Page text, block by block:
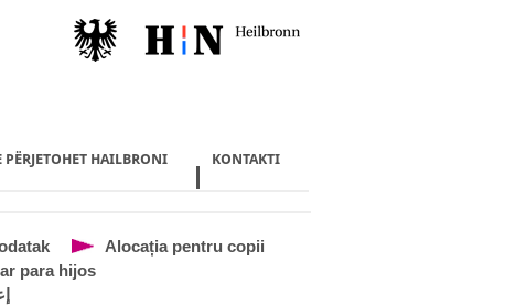
PËRJETOHET HAILBRONI KONTAKTI
Alocația pentru copii
para hijos